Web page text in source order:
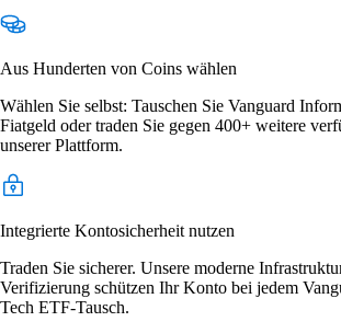
Aus Hunderten von Coins wählen
Wählen Sie selbst: Tauschen Sie Vanguard
Fiatgeld oder traden Sie gegen 400+ weitere
unserer Plattform.
Integrierte Kontosicherheit nutzen
Traden Sie sicherer. Unsere moderne
Verifizierung schützen Ihr Konto bei jedem
Tech ETF-Tausch.